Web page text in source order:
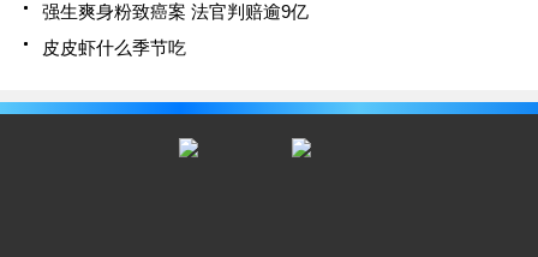
强生爽身粉致癌案 法官判赔逾9亿
皮皮虾什么季节吃